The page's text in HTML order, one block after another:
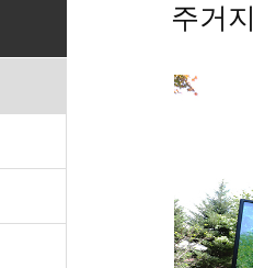
주거지